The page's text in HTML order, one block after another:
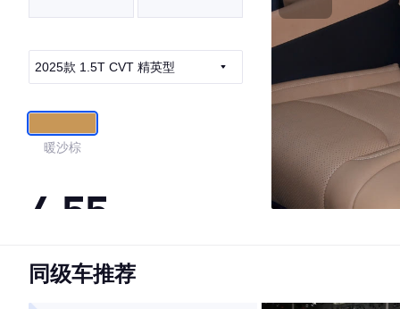
2025款 1.5T CVT 精英型
暖沙棕
4.55
·外观表现较为优秀，优于60%同级车
同级车推荐